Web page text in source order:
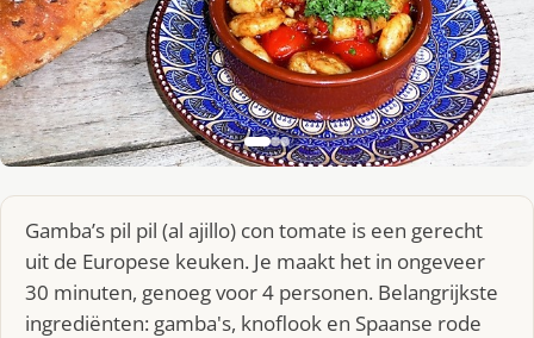
Gamba’s pil pil (al ajillo) con tomate is een gerecht
uit de Europese keuken. Je maakt het in ongeveer
30 minuten, genoeg voor 4 personen. Belangrijkste
ingrediënten: gamba's, knoflook en Spaanse rode